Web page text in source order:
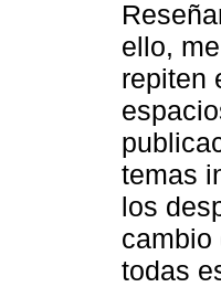
ello,
repiten
temas
los
cambio
todas